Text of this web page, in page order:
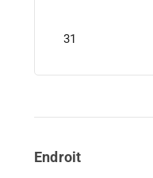
31
Endroit